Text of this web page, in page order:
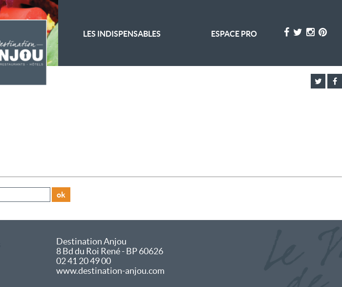
LES INDISPENSABLES ESPACE PRO
ok
Destination Anjou
8 Bd du Roi René - BP 60626
02 41 20 49 00
www.destination-anjou.com